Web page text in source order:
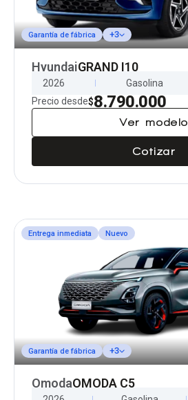
Garantía de fábrica +3
HyundaiGRAND I10
2026 Gasolina
Precio desde$8.790.000
Ver modelo
Cotizar
Entrega inmediata Nuevo
Garantía de fábrica +3
OmodaOMODA C5